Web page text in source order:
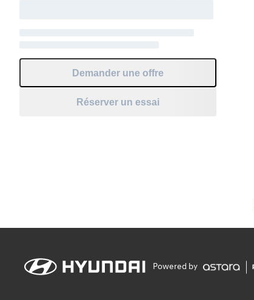
Demander une offre
Réserver un essai
Powered by